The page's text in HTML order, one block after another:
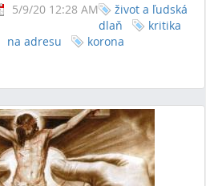
5/9/20 12:28 AM
život a ľudská
dlaň
kritika
na adresu
korona